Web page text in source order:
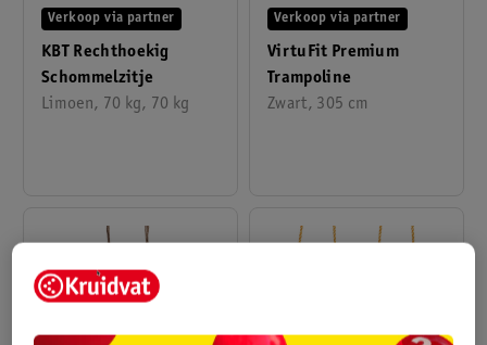
KBT Rechthoekig
Schommelzitje
Limoen, 70 kg, 70 kg
Verkoop via partner
VirtuFit Premium
Trampoline
Zwart, 305 cm
Verkoop via partner